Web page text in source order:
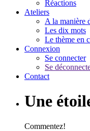
Réactions
Ateliers
A la manière
Les dix mots
Le thème en
Connexion
Se connecter
Se
Contact
Une
Commentez!